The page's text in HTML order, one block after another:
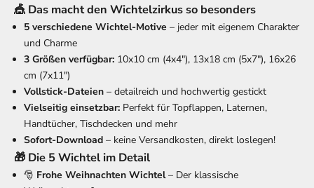
🎪 Das macht den Wichtelzirkus so besonders
5 verschiedene Wichtel-Motive – jeder mit eigenem Charakter
und Charme
3 Größen verfügbar: 10x10 cm (4x4"), 13x18 cm (5x7"), 16x26
cm (7x11")
Vollstick-Dateien – detailreich und hochwertig gestickt
Vielseitig einsetzbar: Perfekt für Topflappen, Laternen,
Handtücher, Tischdecken und mehr
Sofort-Download – keine Versandkosten, direkt loslegen!
🎁 Die 5 Wichtel im Detail
🎅 Frohe Weihnachten Wichtel– Der klassische